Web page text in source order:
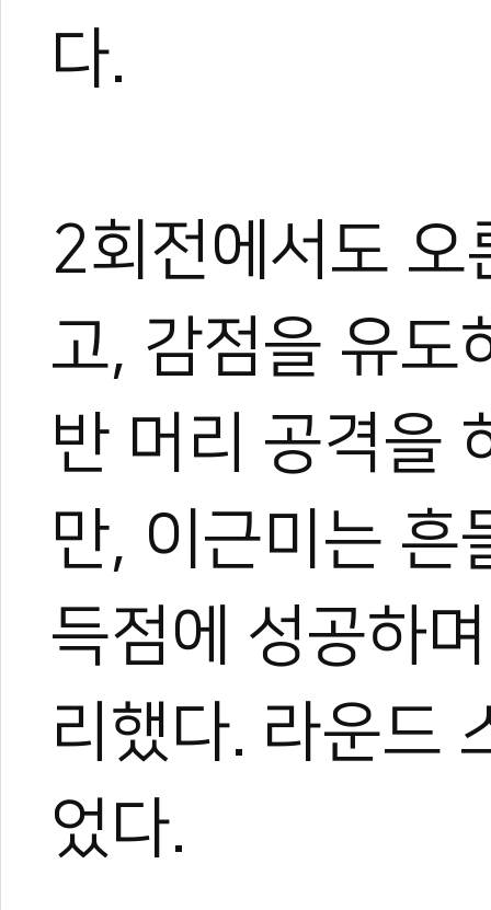
다.
2회전에서도 오
고, 감점을 유
반 머리 공격을
만, 이근미는 흔
득점에 성공하
리했다. 라운드
었다.